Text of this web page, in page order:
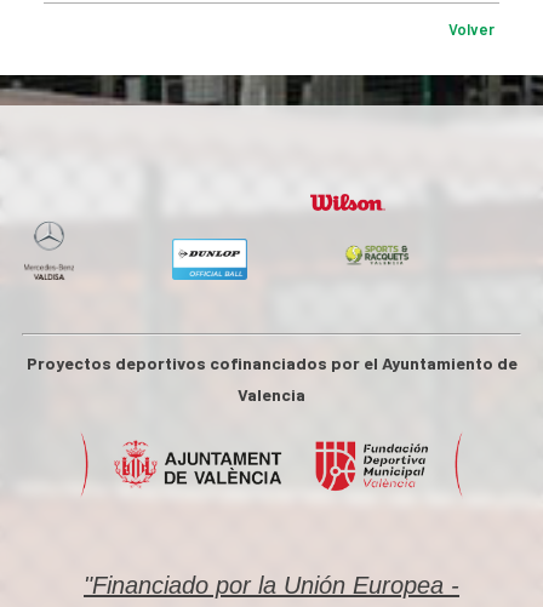
Volver
Proyectos deportivos cofinanciados por el Ayuntamiento de
Valencia
"Financiado por la Unión Europea -